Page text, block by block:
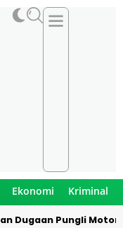
Ekonomi Kriminal
Dugaan Pungli Motor